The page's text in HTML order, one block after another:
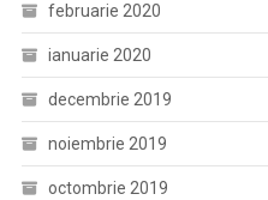
februarie 2020
ianuarie 2020
decembrie 2019
noiembrie 2019
octombrie 2019